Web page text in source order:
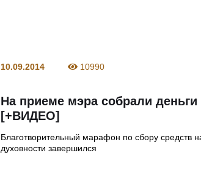
10.09.2014 10990
На приеме мэра собрали
[+ВИДЕО]
Благотворительный марафон по сбору средств
духовности завершился